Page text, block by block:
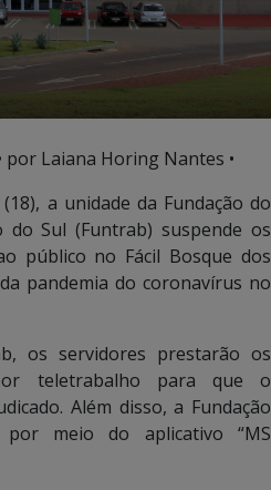
por Laiana Horing Nantes •
a unidade da Fundação do
Sul (Funtrab) suspende os
público no Fácil Bosque dos
pandemia do coronavírus no
os servidores prestarão os
teletrabalho para que o
Além disso, a Fundação
meio do aplicativo “MS